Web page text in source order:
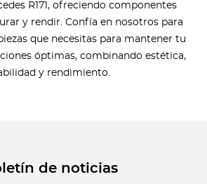
R171, ofreciendo componentes
y rendir. Confía en nosotros para
que necesitas para mantener tu
óptimas, combinando estética,
y rendimiento.
de noticias